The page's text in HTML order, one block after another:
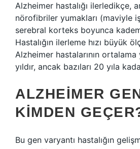
Alzheimer hastalığı ilerledikçe,
nörofibriler yumakları (maviyle
serebral korteks boyunca
Hastalığın ilerleme hızı büyük
Alzheimer hastalarının
yıldır, ancak bazıları 20 yıla
ALZHEIMER
KIMDEN
Bu gen varyantı hastalığın